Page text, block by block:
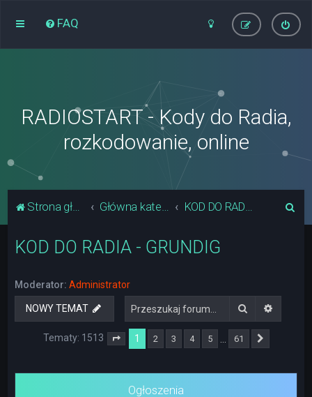
FAQ
RADIOSTART - Kody do Radia,
rozkodowanie, online
Strona główna Główna kategoria forum KOD DO RADIA - GRUNDIG
KOD DO RADIA - GRUNDIG
Moderator: Administrator
NOWY TEMAT Szukaj
Tematy: 1513 Strona 1z 61
1 2 3 4 5 61
Ogłoszenia